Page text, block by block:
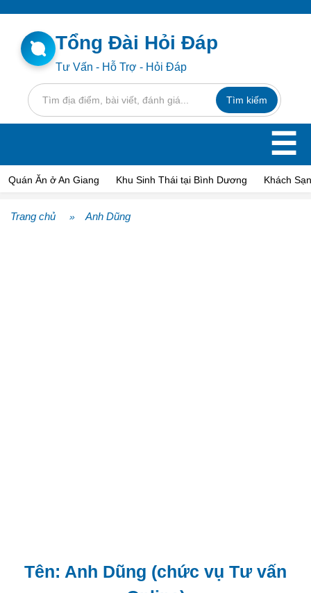
Tổng Đài Hỏi Đáp
Tư Vấn - Hỗ Trợ - Hỏi Đáp
☰
Quán Ăn ở An Giang Khu Sinh Thái tại Bình Dương Khách
Trang chủ » Anh Dũng
Tên: Anh Dũng (chức vụ Tư vấn